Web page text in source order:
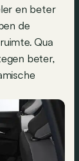
en beter
de
Qua
beter,